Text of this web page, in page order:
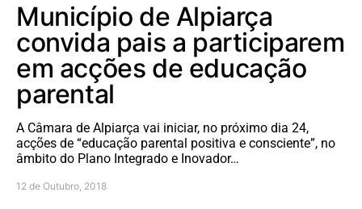
Município de Alpiarça
convida pais a participarem
em acções de educação
parental
A Câmara de Alpiarça vai iniciar, no próximo dia 24,
acções de “educação parental positiva e consciente”, no
âmbito do Plano Integrado e Inovador…
12 de Outubro, 2018